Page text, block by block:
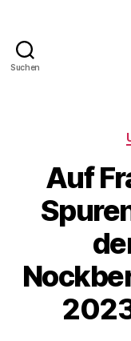
Suchen
Auf